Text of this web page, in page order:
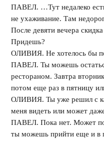
ПАВЕЛ. …Тут недалеко
не ухаживание. Там
После девяти вечера
Придешь?
ОЛИВИЯ. Не хотелось бы
ПАВЕЛ. Ты можешь
рестораном. Завтра
потом еще раз в пятницу
ОЛИВИЯ. Ты уже решил с
меня видеть или может
ПАВЕЛ. Пока нет. Может
ты можешь прийти еще и в